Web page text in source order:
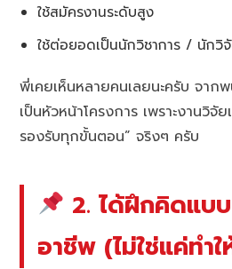
ใช้สมัครงานระดับสูง
ใช้ต่อยอดเป็นนักวิชาการ / นักวิ
พี่เคยเห็นหลายคนเลยนะครับ จาก
เป็นหัวหน้าโครงการ เพราะงานวิจั
รองรับทุกขั้นตอน” จริงๆ ครับ
2. ได้ฝึกคิดแบ
อาชีพ (ไม่ใช่แค่ทำ